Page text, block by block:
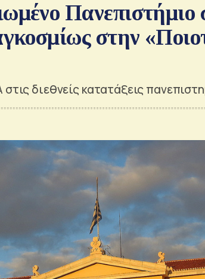
στην
στις διεθνείς κατατάξεις